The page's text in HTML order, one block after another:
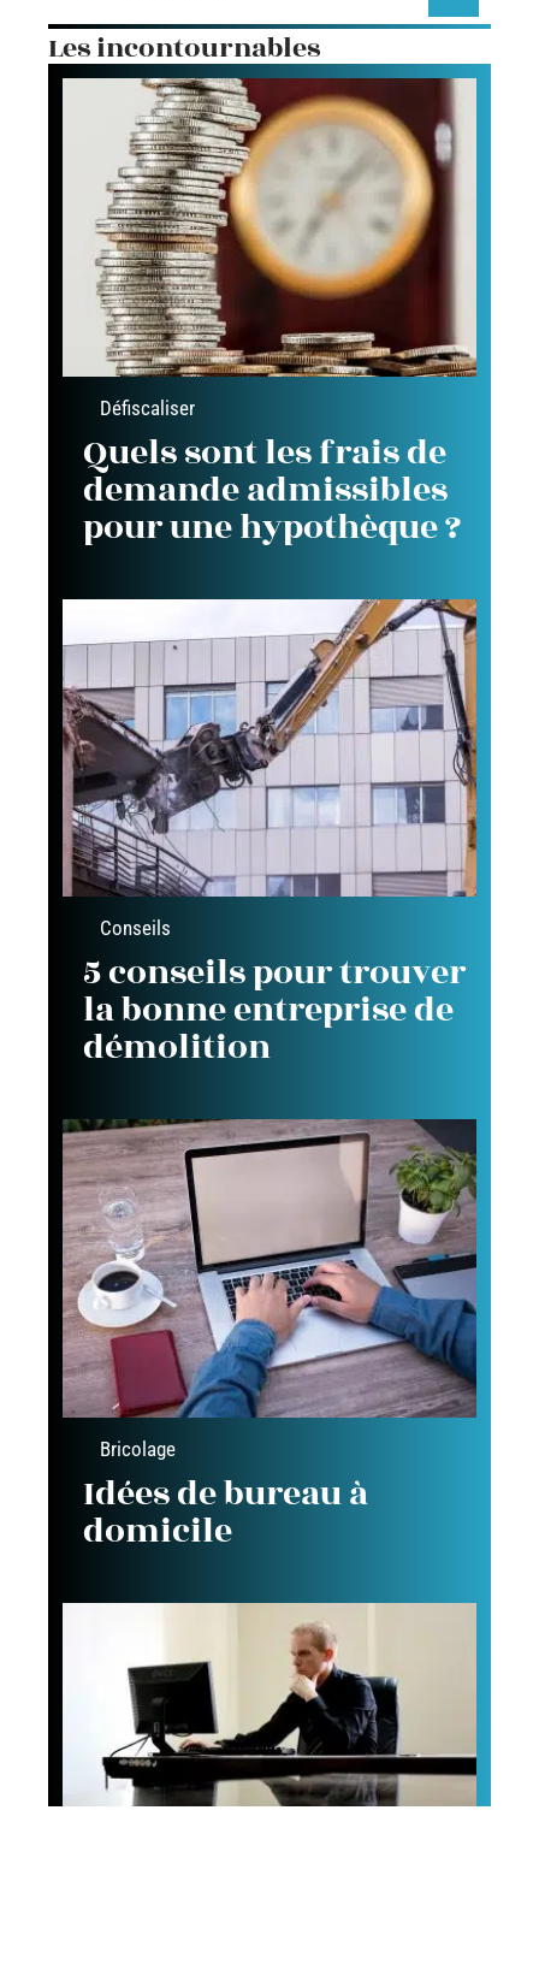
Les incontournables
Défiscaliser
Quels sont les frais de
demande admissibles
pour une hypothèque ?
Conseils
5 conseils pour trouver
la bonne entreprise de
démolition
Bricolage
Idées de bureau à
domicile